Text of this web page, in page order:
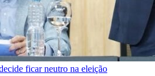
ficar neutro na eleição